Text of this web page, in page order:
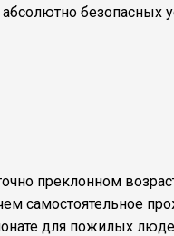
безопасных
преклонном
самостоятельное
для пожилых